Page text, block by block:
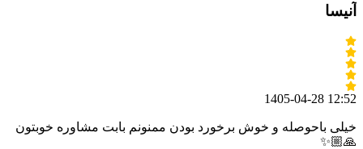
آنیسا
1405-04-28 12:52
خیلی باحوصله و خوش برخورد بودن ممنونم بابت مشاوره خوبتون
🙏🏼✨️